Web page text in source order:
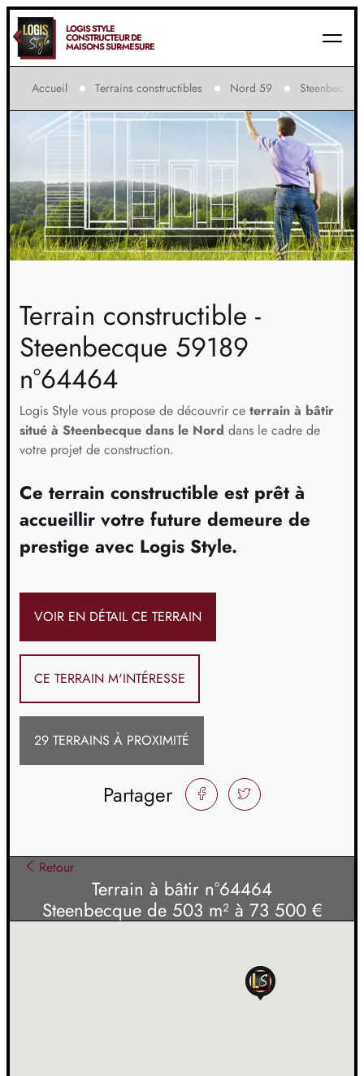
LOGIS STYLE
CONSTRUCTEUR DE
MAISONS SUR-MESURE
Accueil Terrains constructibles Nord 59 Steenbecque
Terrain constructible -
Steenbecque 59189
n°64464
Logis Style vous propose de découvrir ce terrain à bâtir
situé à Steenbecque dans le Nord dans le cadre de
votre projet de construction.
Ce terrain constructible est prêt à
accueillir votre future demeure de
prestige avec Logis Style.
VOIR EN DÉTAIL CE TERRAIN
CE TERRAIN M'INTÉRESSE
29 TERRAINS À PROXIMITÉ
Partager FACEBOOKTWITTER
Retour
Terrain à bâtir n°64464
Steenbecque de 503 m² à 73 500 €